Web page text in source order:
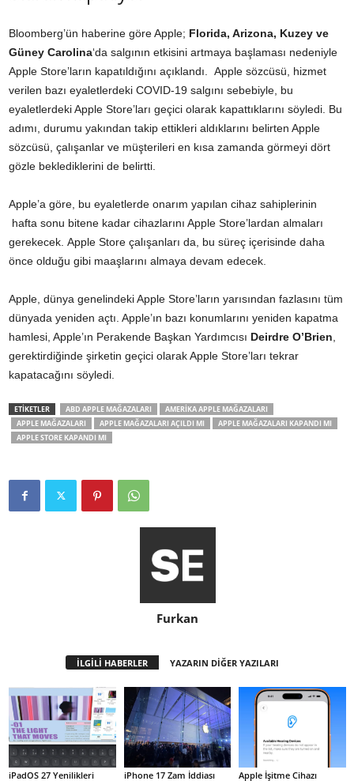
Bloomberg’ün haberine göreApple; Florida, Arizona, Kuzey ve
Güney Carolina‘da salgının etkisini artmaya başlaması nedeniyle
Apple Store’ların kapatıldığını açıklandı. Apple sözcüsü, hizmet
verilen bazı eyaletlerdeki COVID-19 salgını sebebiyle, bu
eyaletlerdeki Apple Store’ları geçici olarak kapattıklarını söyledi. Bu
adımı, durumu yakından takip ettikleri aldıklarını belirten Apple
sözcüsü, çalışanlar ve müşterileri en kısa zamanda görmeyi dört
gözle beklediklerini de belirtti.
Apple’a göre, bu eyaletlerde onarım yapılan cihaz sahiplerinin
hafta sonu bitene kadar cihazlarını Apple Store’lardan almaları
gerekecek. Apple Store çalışanları da, bu süreç içerisinde daha
önce olduğu gibi maaşlarını almaya devam edecek.
Apple, dünya genelindeki Apple Store’ların yarısından fazlasını tüm
dünyada yeniden açtı. Apple’ın bazı konumlarını yeniden kapatma
hamlesi, Apple’ın Perakende Başkan Yardımcısı Deirdre O’Brien
gerektirdiğinde şirketin geçici olarak Apple Store’ları tekrar
kapatacağını söyledi.
ETİKETLER ABD APPLE MAĞAZALARI
AMERIKA APPLE MAĞAZALARI
APPLE MAĞAZALARI
APPLE MAĞAZALARI AÇILDI MI
APPLE MAĞAZALARI KAPANDI MI
APPLE STORE KAPANDI MI
Furkan
İLGİLİ HABERLER YAZARIN DİĞER YAZILARI
iPadOS 27 Yenilikleri
iPhone 17 Zam İddiası
Apple İşitme Cihazı